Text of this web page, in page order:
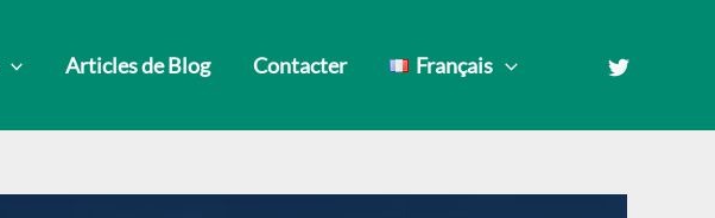
Articles de Blog Contacter Français